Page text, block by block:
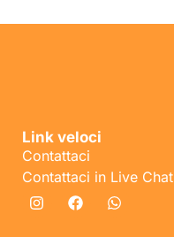
Link veloci
Contattaci
Contattaci in Live Chat